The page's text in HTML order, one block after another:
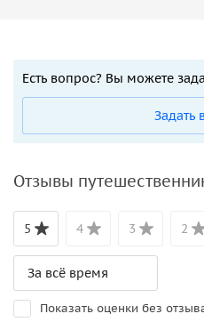
Есть вопрос? Вы можете
Задать
Отзывы
5 4 3 2
Показать оценки без